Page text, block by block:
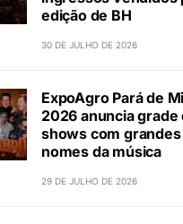
edição de BH
30 DE JULHO DE 2026
ExpoAgro Pará de
2026 anuncia grade
shows com grandes
nomes da música
29 DE JULHO DE 2026